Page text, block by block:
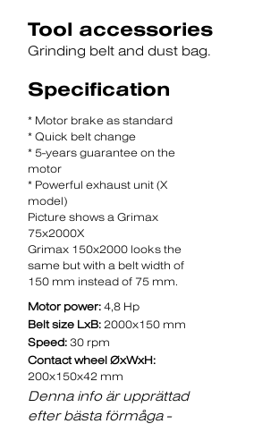
Tool accessories
Grinding belt and dust bag.
Specification
* Motor brake as standard
* Quick belt change
* 5-years guarantee on the
motor
* Powerful exhaust unit (X
model)
Picture shows a Grimax
75x2000X
Grimax 150x2000 looks the
same but with a belt width of
150 mm instead of 75 mm.
Motor power: 4,8 Hp
Belt size LxB: 2000x150 mm
Speed: 30 rpm
Contact wheel ØxWxH:
200x150x42 mm
Denna info är upprättad
efter bästa förmåga -